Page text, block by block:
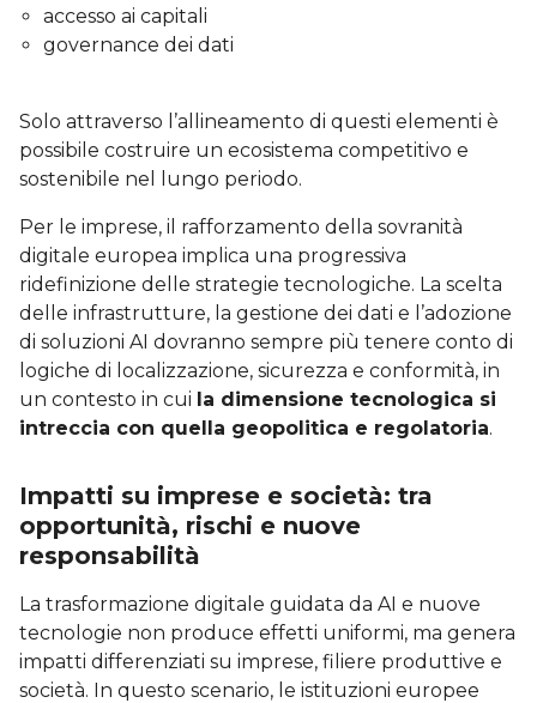
accesso ai capitali
governance dei dati
Solo attraverso l’allineamento di questi elementi è
possibile costruire un ecosistema competitivo e
sostenibile nel lungo periodo.
Per le imprese, il rafforzamento della sovranità
digitale europea implica una progressiva
ridefinizione delle strategie tecnologiche. La scelta
delle infrastrutture, la gestione dei dati e l’adozione
di soluzioni AI dovranno sempre più tenere conto di
logiche di localizzazione, sicurezza e conformità, in
un contesto in cui la dimensione tecnologica si
intreccia con quella geopolitica e regolatoria.
Impatti su imprese e società: tra
opportunità, rischi e nuove
responsabilità
La trasformazione digitale guidata da AI e nuove
tecnologie non produce effetti uniformi, ma genera
impatti differenziati su imprese, filiere produttive e
società. In questo scenario, le istituzioni europee